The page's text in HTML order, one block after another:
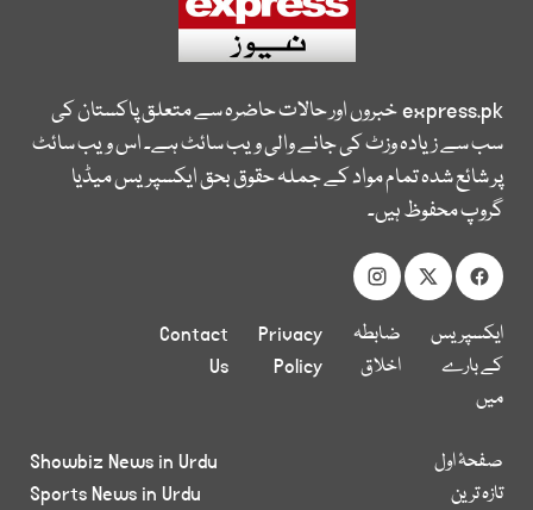
express.pkخبروں اور حالات حاضرہ سے متعلق پاکستان کی
سب سے زیادہ وزٹ کی جانے والی ویب سائٹ ہے۔ اس ویب سائٹ
پر شائع شدہ تمام مواد کے جملہ حقوق بحق ایکسپریس میڈیا
گروپ محفوظ ہیں۔
ایکسپریس
کے بارے
میں
ضابطہ
اخلاق
Privacy
Policy
Contact
Us
صفحۂ اول
تازہ ترین
Showbiz News in Urdu
Sports News in Urdu